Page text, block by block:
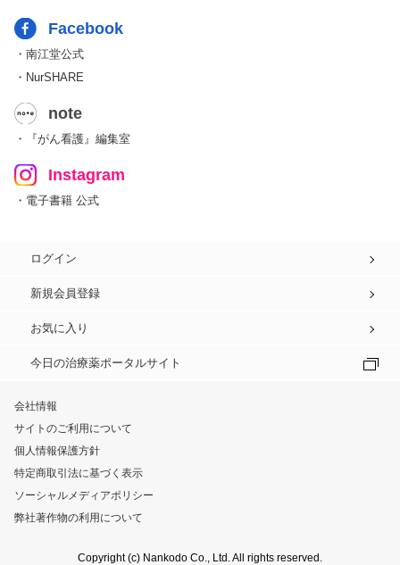
Facebook
・南江堂公式
・NurSHARE
note
・『がん看護』編集室
Instagram
・電子書籍 公式
ログイン
新規会員登録
お気に入り
今日の治療薬ポータルサイト
会社情報
サイトのご利用について
個人情報保護方針
特定商取引法に基づく表示
ソーシャルメディアポリシー
弊社著作物の利用について
Copyright (c) Nankodo Co., Ltd. All rights reserved.